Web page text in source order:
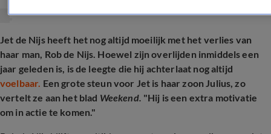
Jet de Nijs heeft het nog altijd moeilijk met het verlies van
haar man, Rob de Nijs. Hoewel zijn overlijden inmiddels een
jaar geleden is, is de leegte die hij achterlaat nog altijd
voelbaar. Een grote steun voor Jet is haar zoon Julius, zo
vertelt ze aan het blad Weekend. "Hij is een extra motivatie
om in actie te komen."